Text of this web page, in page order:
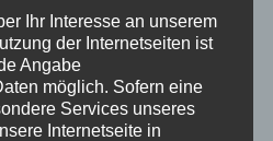
die Weiterentwicklung
sich aktiv in
ein und unterstützte
Dortmund
Ihr Interesse an unserem
der Internetseiten ist
Angabe
möglich. Sofern eine
Services unseres
Internetseite in